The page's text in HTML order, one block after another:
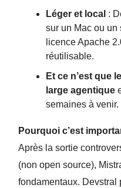
Léger et local :
sur un Mac ou
licence Apache
réutilisable.
Et ce n’est que
large agentique
semaines à venir.
Pourquoi c’est
Après la sortie
(non open source),
fondamentaux. Devstral